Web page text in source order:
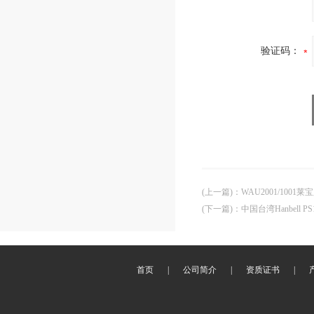
验证码：
(上一篇) ： WAU2001/1001莱
(下一篇) ： 中国台湾Hanbell
首页 公司简介 资质证书